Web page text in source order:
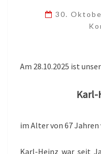
30.
Am 28.10.2025 ist
Karl-
im Alter von 67 Jahren
Karl-Heinz war seit